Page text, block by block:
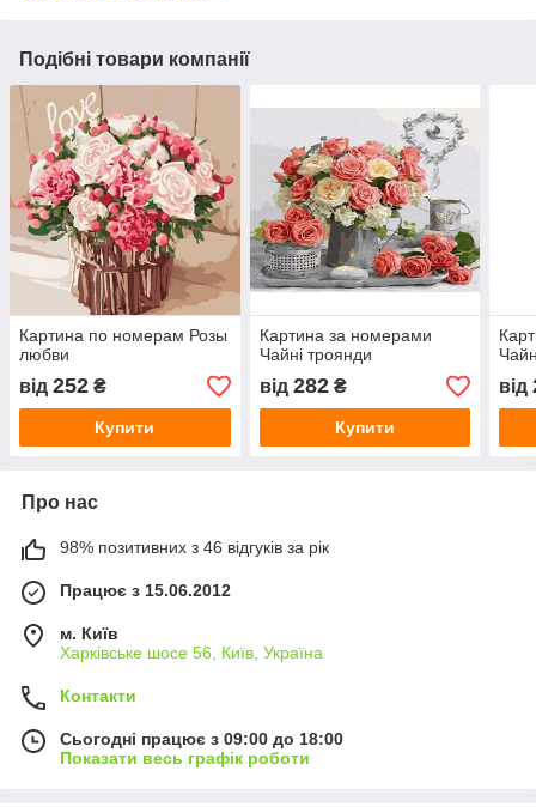
Подібні товари компанії
Картина по номерам Розы
любви
від 252 ₴
Купити
Картина за номерами
Чайні троянди
від 282₴
Купити
від
Про нас
98% позитивних з 46 відгуків за рік
Працює з 15.06.2012
м. Київ
Харківське шосе 56, Київ, Україна
Контакти
Сьогодні працює з 09:00 до 18:00
Показати весь графік роботи